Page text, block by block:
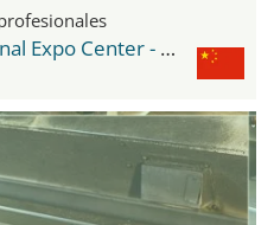
Shanghai New International Expo Center - SNIEC